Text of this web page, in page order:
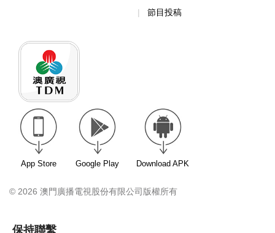
節目投稿
App Store Google Play Download APK
© 2026 澳門廣播電視股份有限公司版權所有
保持聯繫